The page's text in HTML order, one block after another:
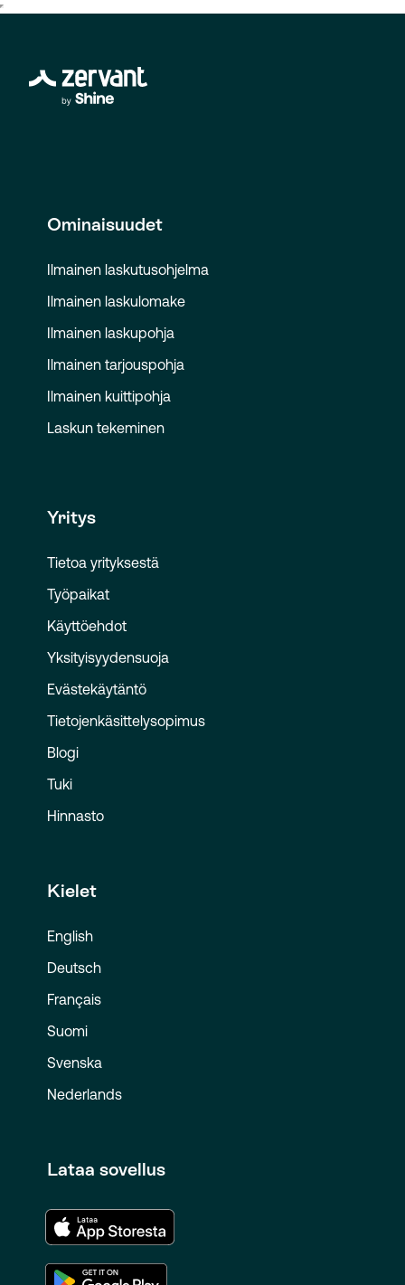
Ominaisuudet
Ilmainen laskutusohjelma
Ilmainen laskulomake
Ilmainen laskupohja
Ilmainen tarjouspohja
Ilmainen kuittipohja
Laskun tekeminen
Yritys
Tietoa yrityksestä
Työpaikat
Käyttöehdot
Yksityisyydensuoja
Evästekäytäntö
Tietojenkäsittelysopimus
Blogi
Tuki
Hinnasto
Kielet
English
Deutsch
Français
Suomi
Svenska
Nederlands
Lataa sovellus